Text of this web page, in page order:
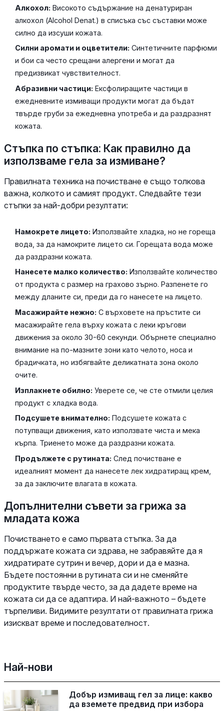
Алкохол: Високото съдържание на денатуриран
алкохол (Alcohol Denat.) в списъка със съставки може
силно да изсуши кожата.
Силни аромати и оцветители: Синтетичните парфюми
и бои са често срещани алергени и могат да
предизвикат чувствителност.
Абразивни частици: Ексфолиращите частици в
ежедневните измиващи продукти могат да бъдат
твърде груби за ежедневна употреба и да раздразнят
кожата.
Стъпка по стъпка: Как правилно да
използваме гела за измиване?
Правилната техника на почистване е също толкова
важна, колкото и самият продукт. Следвайте тези
стъпки за най-добри резултати:
Намокрете лицето: Използвайте хладка, но не гореща
вода, за да намокрите лицето си. Горещата вода може
да раздразни кожата.
Нанесете малко количество: Използвайте количество
от продукта с размер на грахово зърно. Разпенете го
между дланите си, преди да го нанесете на лицето.
Масажирайте нежно: С върховете на пръстите си
масажирайте гела върху кожата с леки кръгови
движения за около 30-60 секунди. Обърнете специално
внимание на по-мазните зони като челото, носа и
брадичката, но избягвайте деликатната зона около
очите.
Изплакнете обилно: Уверете се, че сте отмили целия
продукт с хладка вода.
Подсушете внимателно: Подсушете кожата с
потупващи движения, като използвате чиста и мека
кърпа. Триенето може да раздразни кожата.
Продължете с рутината: След почистване е
идеалният момент да нанесете лек хидратиращ крем,
за да заключите влагата в кожата.
Допълнителни съвети за грижа за
младата кожа
Почистването е само първата стъпка. За да
поддържате кожата си здрава, не забравяйте да я
хидратирате сутрин и вечер, дори и да е мазна.
Бъдете постоянни в рутината си и не сменяйте
продуктите твърде често, за да дадете време на
кожата си да се адаптира. И най-важното – бъдете
търпеливи. Видимите резултати от правилната грижа
изискват време и последователност.
Най-нови
Добър измиващ гел за лице: какво
да вземете предвид при избора